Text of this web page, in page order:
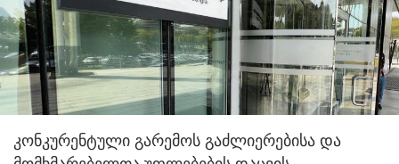
კონკურენტული გარემოს გაძლიერებისა და